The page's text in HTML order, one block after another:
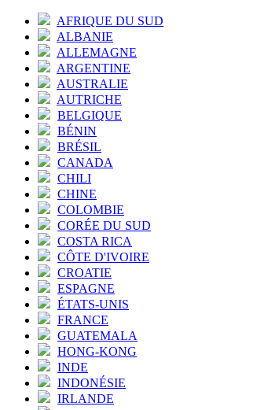
AFRIQUE DU SUD
ALBANIE
ALLEMAGNE
ARGENTINE
AUSTRALIE
AUTRICHE
BELGIQUE
BÉNIN
BRÉSIL
CANADA
CHILI
CHINE
COLOMBIE
CORÉE DU SUD
COSTA RICA
CÔTE D'IVOIRE
CROATIE
ESPAGNE
ÉTATS-UNIS
FRANCE
GUATEMALA
HONG-KONG
INDE
INDONÉSIE
IRLANDE